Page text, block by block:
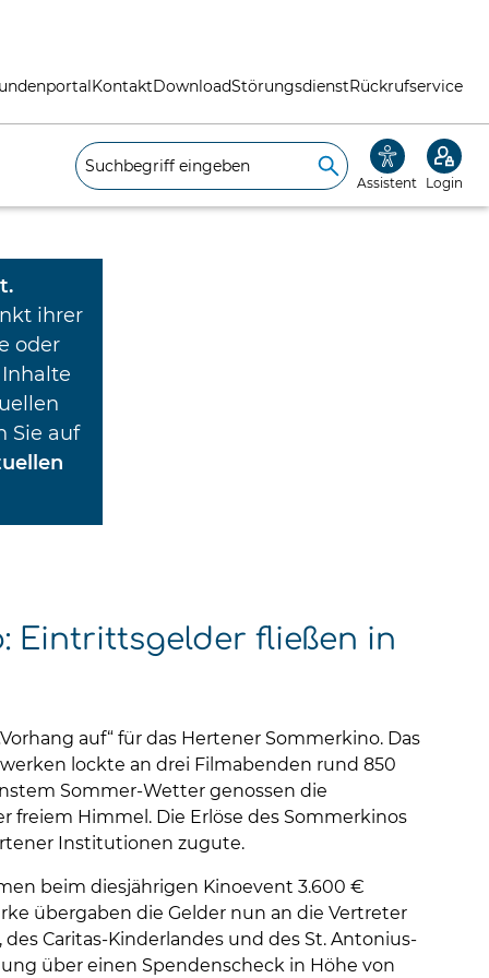
KontaktDownloadStörungsdienstRückrufservice
Assistent Login
ihrer
oder
Sie auf
Eintrittsgelder fließen in
auf“ für das Hertener Sommerkino. Das
lockte an drei Filmabenden rund 850
Sommer-Wetter genossen die
Himmel. Die Erlöse des Sommerkinos
Institutionen zugute.
beim diesjährigen Kinoevent 3.600 €
übergaben die Gelder nun an die Vertreter
Caritas-Kinderlandes und des St. Antonius-
über einen Spendenscheck in Höhe von